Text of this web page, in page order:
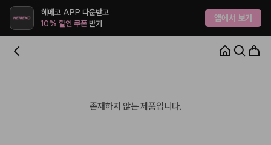
헤메코 APP 다운받고
10% 할인 쿠폰받기 앱에서 보기
존재하지 않는 제품입니다.